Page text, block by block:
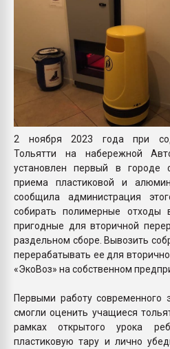
2 ноября 2023 года при
Тольятти на набережной
установлен первый в
приема пластиковой и
сообщила администрация
собирать полимерные отходы
пригодные для вторичной
раздельном сборе. Вывозить
перерабатывать ее для
«ЭкоВоз» на собственном
Первыми работу современного
смогли оценить учащиеся
рамках открытого урока
пластиковую тару и лично